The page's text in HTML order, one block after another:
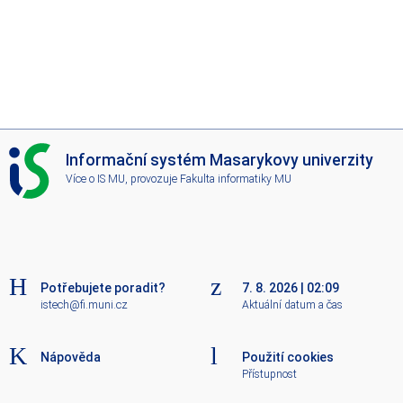
I
S
M
Informační systém Masarykovy univerzity
Více o IS MU, provozuje Fakulta informatiky MU
Potřebujete poradit?
istech@fi.muni.cz
Nápověda
7. 8. 2026 02:09
Aktuální datum a čas
Použití cookies
Přístupnost